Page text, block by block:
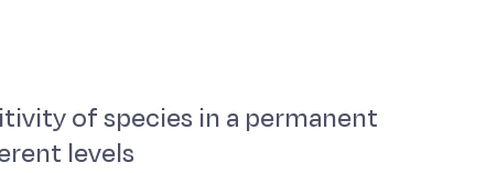
of species in a permanent
levels